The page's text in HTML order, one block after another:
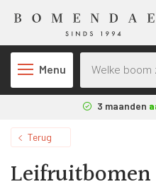
Menu
Producten
3 maanden
Terug